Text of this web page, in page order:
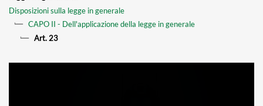
Disposizioni sulla legge in generale
CAPO II - Dell'applicazione della legge in generale
Art. 23